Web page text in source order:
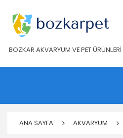
BOZKAR AKVARYUM VE PET ÜRÜNLERİ
ANA SAYFA AKVARYUM